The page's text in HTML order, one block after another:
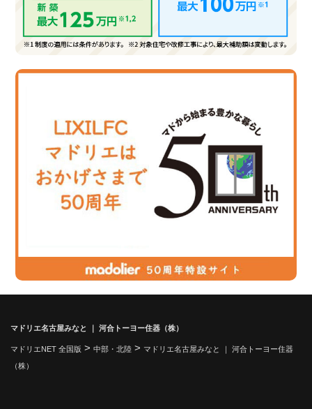
マドリエ名古屋みなと ｜ 河合トーヨー住器（株）
マドリエNET 全国版 > 中部・北陸 > マドリエ名古屋みなと ｜ 河合トーヨー住器
（株）